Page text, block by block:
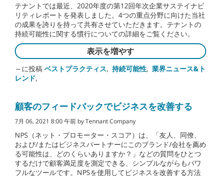
テナントでは最近、2020年度の第12回年次企業サステイナビ
リティレポートを発表しました。4つの重点分野に向けた当社
の成果を誇りを持って共有させていただきます。テナントの
持続可能性に関する慣行についての詳細をご覧ください。
表示を増やす
～に投稿 ベストプラクティス, 持続可能性, 業界ニュース&ト
レンド,
顧客のフィードバックでビジネスを改善する
7月 06, 2021 8:00 午前 by Tennant Company
NPS（ネット・プロモーター・スコア）は、「友人、同僚、
および/またはビジネスパートナーにこのブランド/会社を薦め
る可能性は、どのくらいありますか？」などの質問をひとつ
するだけで顧客満足度を測定できる、シンプルながらもパワ
フルなツールです。NPSを使用してビジネスを改善する方法